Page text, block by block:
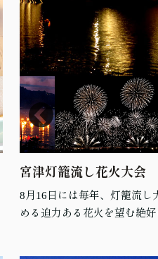
宮津灯籠流し花火大会
8月16日には毎年、灯籠流し
める迫力ある花火を望む絶